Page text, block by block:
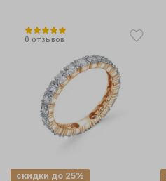
0 отзывов
скидки до 25%